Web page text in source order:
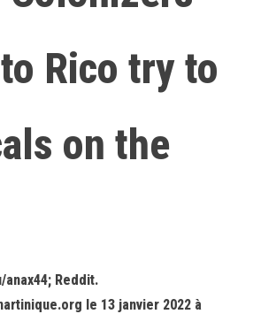
Rico try to
on the
Reddit.
le 13 janvier 2022 à